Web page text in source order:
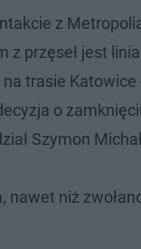
z
z przęseł jest
trasie
o
Szymon
niż